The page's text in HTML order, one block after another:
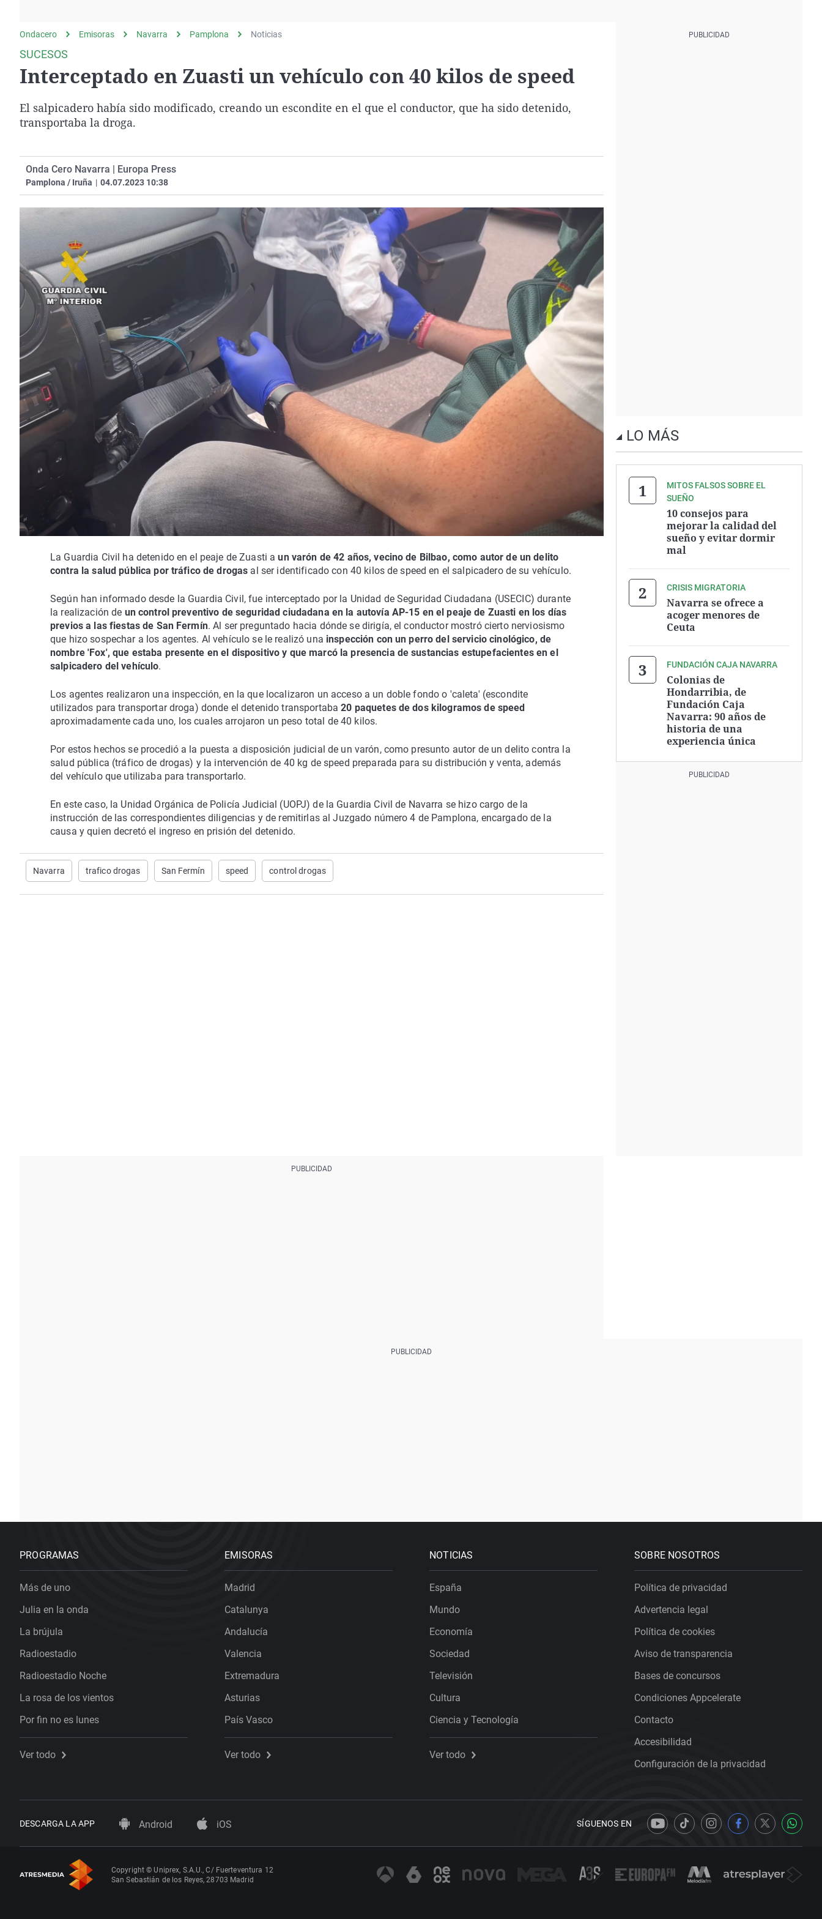
Operación Viuda
Negra
Navarra
Ondacero Emisoras Navarra Pamplona Noticias
SUCESOS
Interceptado en Zuasti un vehículo con 40 kilos de speed
El salpicadero había sido modificado, creando un escondite en el que el conductor, que ha sido detenido,
transportaba la droga.
Onda Cero Navarra | Europa Press
Pamplona / Iruña | 04.07.2023 10:38
La Guardia Civil ha detenido en el peaje de Zuasti aun varón de 42 años, vecino de Bilbao, como autor de un delito
contra la salud pública por tráfico de drogas al ser identificado con 40 kilos de speed en el salpicadero de su vehículo.
Según han informado desde la Guardia Civil, fue interceptado por la Unidad de Seguridad Ciudadana (USECIC) durante
la realización de un control preventivo de seguridad ciudadana en la autovía AP-15 en el peaje de Zuasti en los días
previos a las fiestas de San Fermín. Al ser preguntado hacia dónde se dirigía, el conductor mostró cierto nerviosismo
que hizo sospechar a los agentes. Al vehículo se le realizó una inspección con un perro del servicio cinológico, de
nombre 'Fox', que estaba presente en el dispositivo y que marcó la presencia de sustancias estupefacientes en el
salpicadero del vehículo.
Los agentes realizaron una inspección, en la que localizaron un acceso a un doble fondo o 'caleta' (escondite
utilizados para transportar droga) donde el detenido transportaba20 paquetes de dos kilogramos de speed
aproximadamente cada uno, los cuales arrojaron un peso total de 40 kilos.
Por estos hechos se procedió a la puesta a disposición judicial de un varón, como presunto autor de un delito contra la
salud pública (tráfico de drogas) y la intervención de 40 kg de speed preparada para su distribución y venta, además
del vehículo que utilizaba para transportarlo.
En este caso, la Unidad Orgánica de Policía Judicial (UOPJ) de la Guardia Civil de Navarra se hizo cargo de la
instrucción de las correspondientes diligencias y de remitirlas al Juzgado número 4 de Pamplona, encargado de la
causa y quien decretó el ingreso en prisión del detenido.
Navarra trafico drogas San Fermín speed control drogas
LO MÁS
MITOS FALSOS SOBRE EL
SUEÑO
10 consejos para
mejorar la calidad del
sueño y evitar dormir
mal
CRISIS MIGRATORIA
Navarra se ofrece a
acoger menores de
Ceuta
FUNDACIÓN CAJA NAVARRA
Colonias de
Hondarribia, de
Fundación Caja
Navarra: 90 años de
historia de una
experiencia única
PROGRAMAS
Más de uno
Julia en la onda
La brújula
Radioestadio
Radioestadio Noche
La rosa de los vientos
Por fin no es lunes
Ver todo
EMISORAS
Madrid
Catalunya
Andalucía
Valencia
Extremadura
Asturias
País Vasco
Ver todo
NOTICIAS
España
Mundo
Economía
Sociedad
Televisión
Cultura
Ciencia y Tecnología
Ver todo
SOBRE NOSOTROS
Política de privacidad
Advertencia legal
Política de cookies
Aviso de transparencia
Bases de concursos
Condiciones Appcelerate
Contacto
Accesibilidad
Configuración de la privacidad
DESCARGA LA APP Android iOS SÍGUENOS EN
Copyright © Uniprex, S.A.U., C/ Fuerteventura 12
San Sebastián de los Reyes, 28703 Madrid